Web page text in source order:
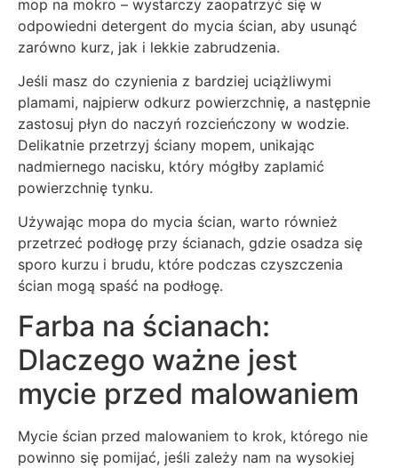
mop na mokro – wystarczy zaopatrzyć się w
odpowiedni detergent do mycia ścian, aby usunąć
zarówno kurz, jak i lekkie zabrudzenia.
Jeśli masz do czynienia z bardziej uciążliwymi
plamami, najpierw odkurz powierzchnię, a następnie
zastosuj płyn do naczyń rozcieńczony w wodzie.
Delikatnie przetrzyj ściany mopem, unikając
nadmiernego nacisku, który mógłby zaplamić
powierzchnię tynku.
Używając mopa do mycia ścian, warto również
przetrzeć podłogę przy ścianach, gdzie osadza się
sporo kurzu i brudu, które podczas czyszczenia
ścian mogą spaść na podłogę.
Farba na ścianach:
Dlaczego ważne jest
mycie przed malowaniem
Mycie ścian przed malowaniem to krok, którego nie
powinno się pomijać, jeśli zależy nam na wysokiej